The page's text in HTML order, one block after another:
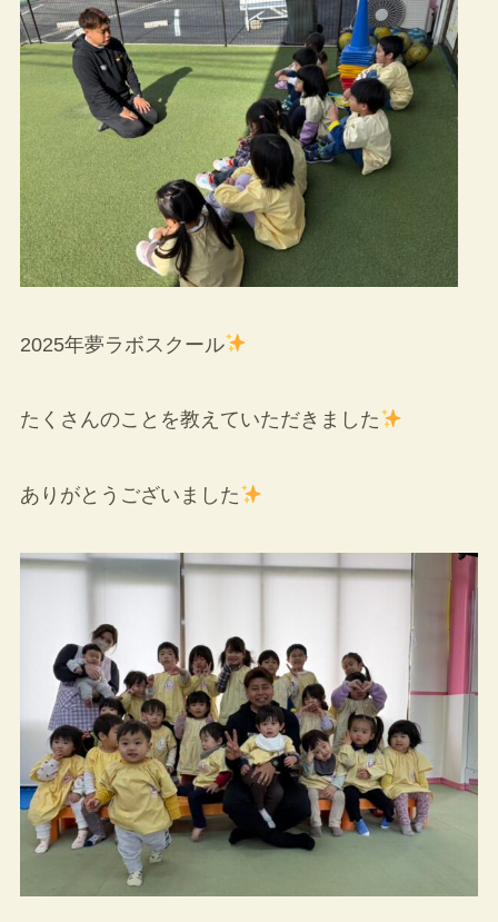
2025年夢ラボスクール
たくさんのことを教えていただきました
ありがとうございました